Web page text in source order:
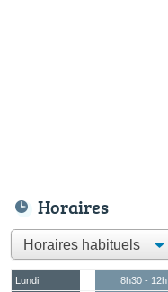
Horaires
Lundi 8h30 - 12h